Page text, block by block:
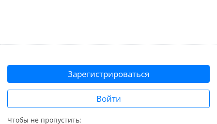
Зарегистрироваться
Войти
Чтобы не пропустить: